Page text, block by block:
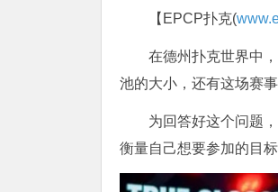
【EPCP扑克(
在德州扑克世界中
池的大小，还有这场赛
为回答好这个问题
衡量自己想要参加的目